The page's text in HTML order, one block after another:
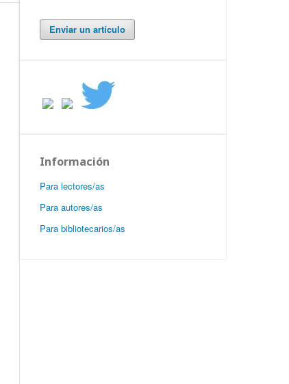
Enviar un artículo
Información
Para lectores/as
Para autores/as
Para bibliotecarios/as